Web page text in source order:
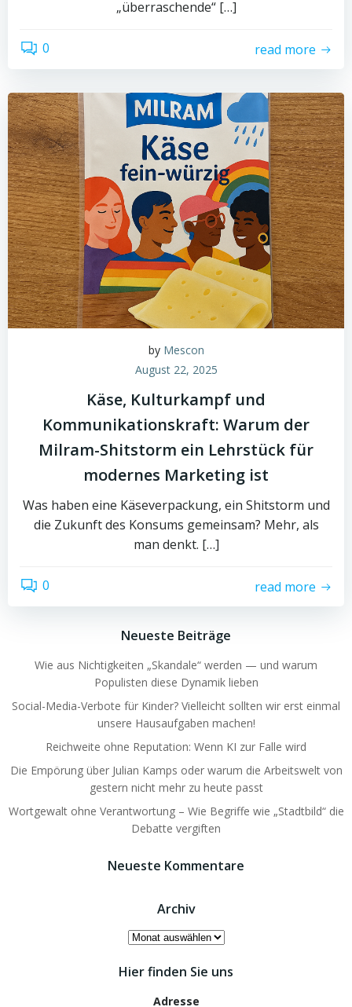
„überraschende“ […]
0 read more
by Mescon
August 22, 2025
Käse, Kulturkampf und
Kommunikationskraft: Warum der
Milram-Shitstorm ein Lehrstück für
modernes Marketing ist
Was haben eine Käseverpackung, ein Shitstorm und
die Zukunft des Konsums gemeinsam? Mehr, als
man denkt. […]
0 read more
Neueste Beiträge
Wie aus Nichtigkeiten „Skandale“ werden — und warum
Populisten diese Dynamik lieben
Social-Media-Verbote für Kinder? Vielleicht sollten wir erst einmal
unsere Hausaufgaben machen!
Reichweite ohne Reputation: Wenn KI zur Falle wird
Die Empörung über Julian Kamps oder warum die Arbeitswelt von
gestern nicht mehr zu heute passt
Wortgewalt ohne Verantwortung – Wie Begriffe wie „Stadtbild“ die
Debatte vergiften
Neueste Kommentare
Archiv
Archiv
Hier finden Sie uns
Adresse